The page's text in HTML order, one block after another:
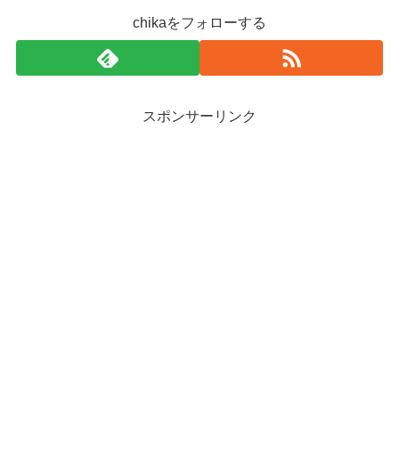
chikaをフォローする
スポンサーリンク